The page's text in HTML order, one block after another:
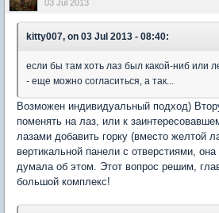
03 Jul 2013
kitty007, on 03 Jul 2013 - 08:40:
если бы там хоть лаз был какой-ниб или
- еще можно согласиться, а так...
Возможен индивидуальный подход)
поменять на лаз, или к
лазами добавить горку (вместо желтой
вертикальной панели с отверстиями,
думала об этом. Этот вопрос решим,
большой комплекс!